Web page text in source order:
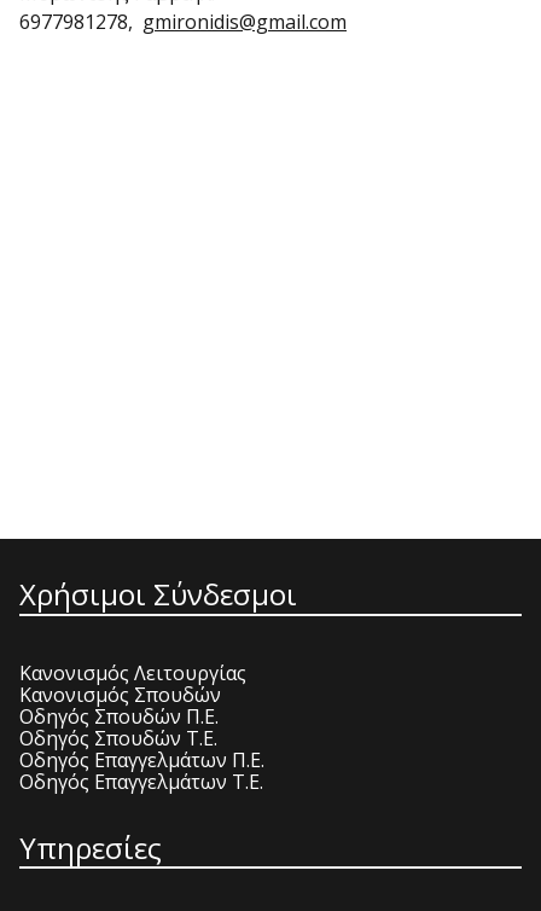
6977981278, gmironidis@gmail.com
Χρήσιμοι Σύνδεσμοι
Κανονισμός Λειτουργίας
Κανονισμός Σπουδών
Οδηγός Σπουδών Π.Ε.
Οδηγός Σπουδών Τ.Ε.
Οδηγός Επαγγελμάτων Π.Ε.
Οδηγός Επαγγελμάτων Τ.Ε.
Υπηρεσίες